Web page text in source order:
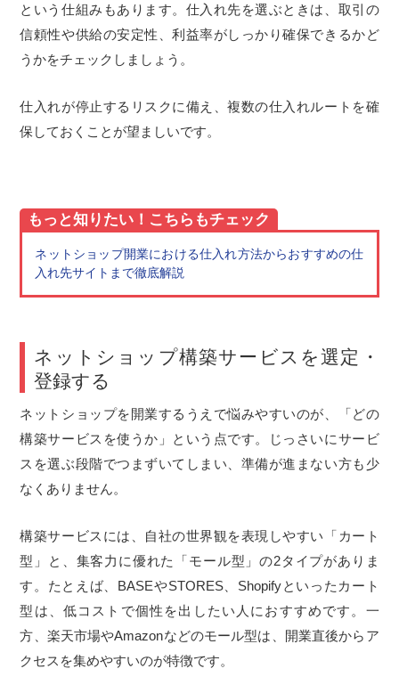
という仕組みもあります。仕入れ先を選ぶときは、取引の
信頼性や供給の安定性、利益率がしっかり確保できるかど
うかをチェックしましょう。
仕入れが停止するリスクに備え、複数の仕入れルートを確
保しておくことが望ましいです。
もっと知りたい！こちらもチェック
ネットショップ開業における仕入れ方法からおすすめの仕
入れ先サイトまで徹底解説
ネットショップ構築サービスを選定・
登録する
ネットショップを開業するうえで悩みやすいのが、「どの
構築サービスを使うか」という点です。じっさいにサービ
スを選ぶ段階でつまずいてしまい、準備が進まない方も少
なくありません。
構築サービスには、自社の世界観を表現しやすい「カート
型」と、集客力に優れた「モール型」の2タイプがありま
す。たとえば、BASEやSTORES、Shopifyといったカート
型は、低コストで個性を出したい人におすすめです。一
方、楽天市場やAmazonなどのモール型は、開業直後からア
クセスを集めやすいのが特徴です。